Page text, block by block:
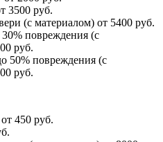
3500 руб.
(с материалом) от 5400 руб.
30% повреждения (с
руб.
50% повреждения (с
руб.
450 руб.